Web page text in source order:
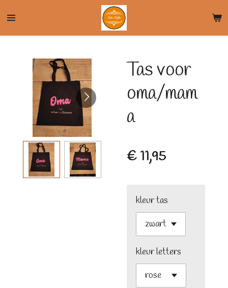
naar
hoofdinhoud
Tas voor
oma/mam
a
€ 11,95
kleur tas
kleur letters